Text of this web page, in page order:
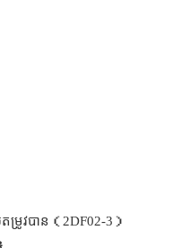
រូវបាន（2DF02-3）